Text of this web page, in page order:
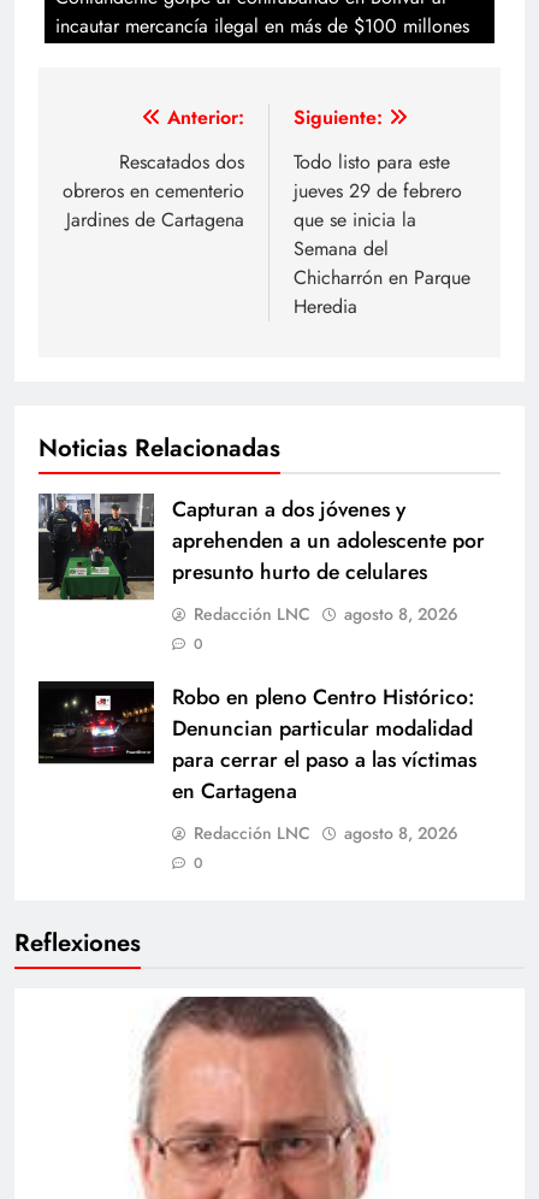
Reflexiones
incautar mercancía ilegal en más de $100 millones
Navegación
entradas
Anterior:
Rescatados dos
obreros en cementerio
Jardines de Cartagena
Siguiente:
Todo listo para este
jueves 29 de febrero
que se inicia la
Semana del
Chicharrón en Parque
Heredia
Noticias Relacionadas
Capturan a dos jóvenes y
aprehenden a un adolescente por
presunto hurto de celulares
Redacción LNC agosto 8, 2026
0
Robo en pleno Centro Histórico:
Denuncian particular modalidad
para cerrar el paso a las víctimas
en Cartagena
Redacción LNC agosto 8, 2026
0